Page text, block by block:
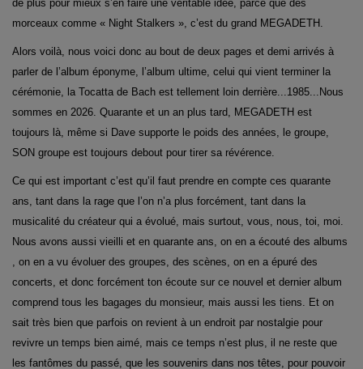
de plus pour mieux s’en faire une véritable idée, parce que des
morceaux comme « Night Stalkers », c’est du grand MEGADETH.
Alors voilà, nous voici donc au bout de deux pages et demi arrivés à
parler de l’album éponyme, l’album ultime, celui qui vient terminer la
cérémonie, la Tocatta de Bach est tellement loin derrière...1985...Nous
sommes en 2026. Quarante et un an plus tard, MEGADETH est
toujours là, même si Dave supporte le poids des années, le groupe,
SON groupe est toujours debout pour tirer sa révérence.
Ce qui est important c’est qu’il faut prendre en compte ces quarante
ans, tant dans la rage que l’on n’a plus forcément, tant dans la
musicalité du créateur qui a évolué, mais surtout, vous, nous, toi, moi.
Nous avons aussi vieilli et en quarante ans, on en a écouté des albums
, on en a vu évoluer des groupes, des scènes, on en a épuré des
concerts, et donc forcément ton écoute sur ce nouvel et dernier album
comprend tous les bagages du monsieur, mais aussi les tiens. Et on
sait très bien que parfois on revient à un endroit par nostalgie pour
revivre un temps bien aimé, mais ce temps n’est plus, il ne reste que
les fantômes du passé, que les souvenirs dans nos têtes, pour pouvoir